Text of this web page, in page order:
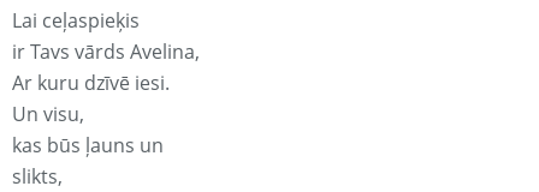
Lai ceļaspieķis
ir Tavs vārds Avelina,
Ar kuru dzīvē iesi.
Un visu,
kas būs ļauns un
slikts,